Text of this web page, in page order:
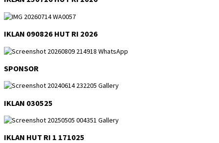
IKLAN 090826 HUT RI 2026
SPONSOR
IKLAN 030525
IKLAN HUT RI 1 171025